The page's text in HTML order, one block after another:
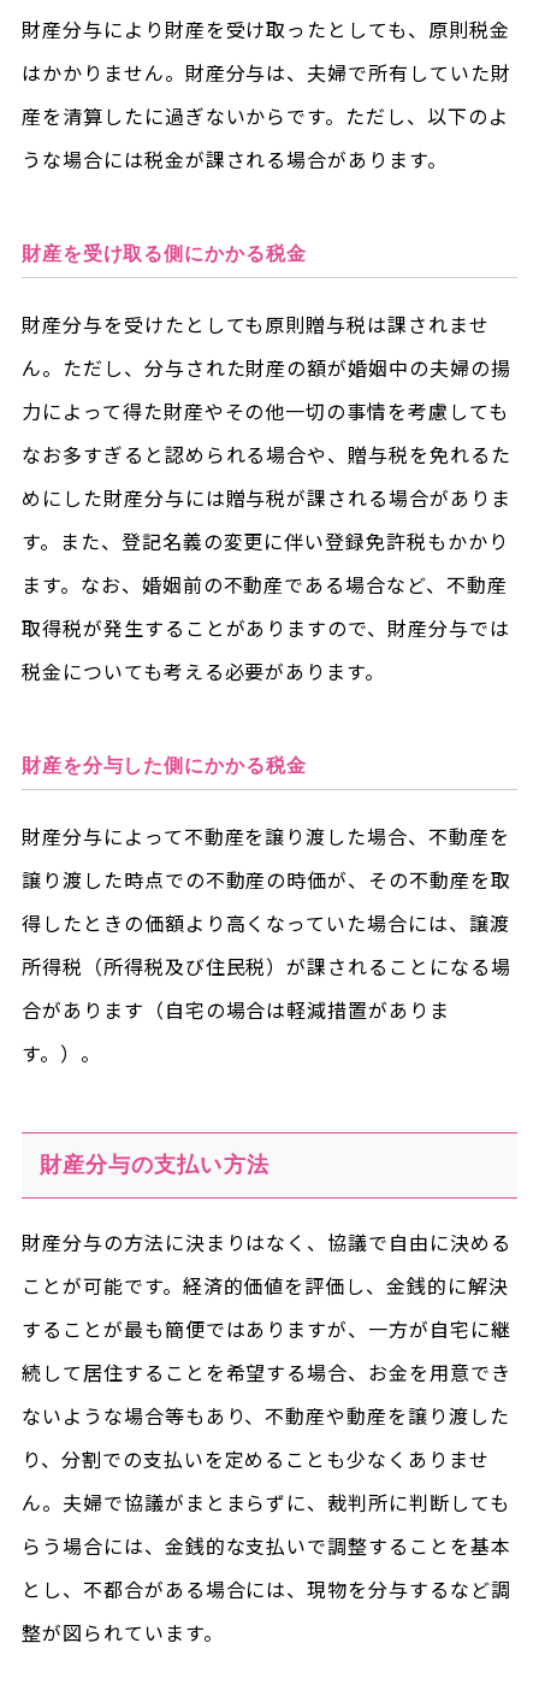
財産分与により財産を受け取ったとしても、原則税金
はかかりません。財産分与は、夫婦で所有していた財
産を清算したに過ぎないからです。ただし、以下のよ
うな場合には税金が課される場合があります。
財産を受け取る側にかかる税金
財産分与を受けたとしても原則贈与税は課されませ
ん。ただし、分与された財産の額が婚姻中の夫婦の揚
力によって得た財産やその他一切の事情を考慮しても
なお多すぎると認められる場合や、贈与税を免れるた
めにした財産分与には贈与税が課される場合がありま
す。また、登記名義の変更に伴い登録免許税もかかり
ます。なお、婚姻前の不動産である場合など、不動産
取得税が発生することがありますので、財産分与では
税金についても考える必要があります。
財産を分与した側にかかる税金
財産分与によって不動産を譲り渡した場合、不動産を
譲り渡した時点での不動産の時価が、その不動産を取
得したときの価額より高くなっていた場合には、譲渡
所得税（所得税及び住民税）が課されることになる場
合があります（自宅の場合は軽減措置がありま
す。）。
財産分与の支払い方法
財産分与の方法に決まりはなく、協議で自由に決める
ことが可能です。経済的価値を評価し、金銭的に解決
することが最も簡便ではありますが、一方が自宅に継
続して居住することを希望する場合、お金を用意でき
ないような場合等もあり、不動産や動産を譲り渡した
り、分割での支払いを定めることも少なくありませ
ん。夫婦で協議がまとまらずに、裁判所に判断しても
らう場合には、金銭的な支払いで調整することを基本
とし、不都合がある場合には、現物を分与するなど調
整が図られています。